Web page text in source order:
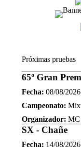
Próximas pruebas
65º Gran
Fecha: 08/08/
Campeonato:
Organizador: MC
SX - Chañe
Fecha: 14/08/2026